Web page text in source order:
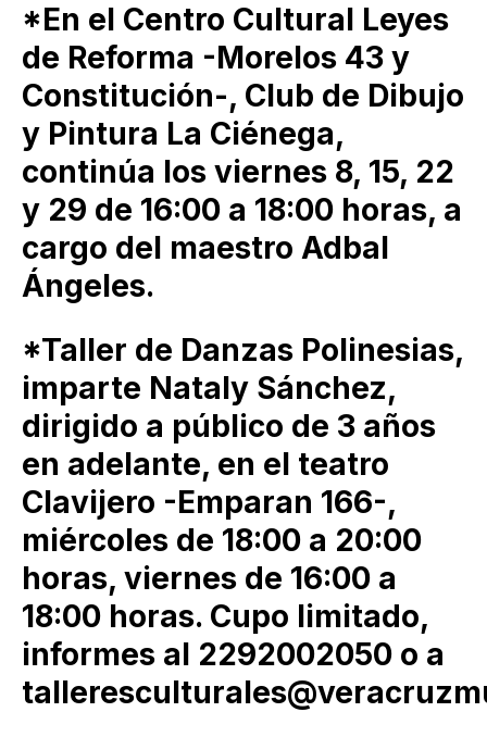
*En el Centro Cultural Leyes
de Reforma -Morelos 43 y
Constitución-, Club de Dibujo
y Pintura La Ciénega,
continúa los viernes 8, 15, 22
y 29 de 16:00 a 18:00 horas, a
cargo del maestro Adbal
Ángeles.
*Taller de Danzas Polinesias,
imparte Nataly Sánchez,
dirigido a público de 3 años
en adelante, en el teatro
Clavijero -Emparan 166-,
miércoles de 18:00 a 20:00
horas, viernes de 16:00 a
18:00 horas. Cupo limitado,
informes al 2292002050 o a